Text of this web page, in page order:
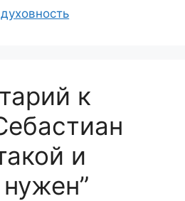
к
и